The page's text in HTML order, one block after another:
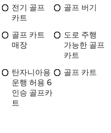
전기 골프
카트
골프 버기
골프 카트
매장
도로 주행
가능한 골프
카트
탄자니아용
운행 허용 6
인승 골프카
트
골프 카트